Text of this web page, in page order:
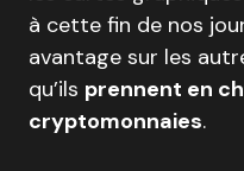
à cette fin de nos
avantage sur les
qu’ils prennent en
cryptomonnaies.